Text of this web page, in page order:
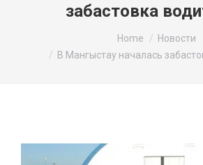
забастовка
Home
Новости
В Мангыстау началась